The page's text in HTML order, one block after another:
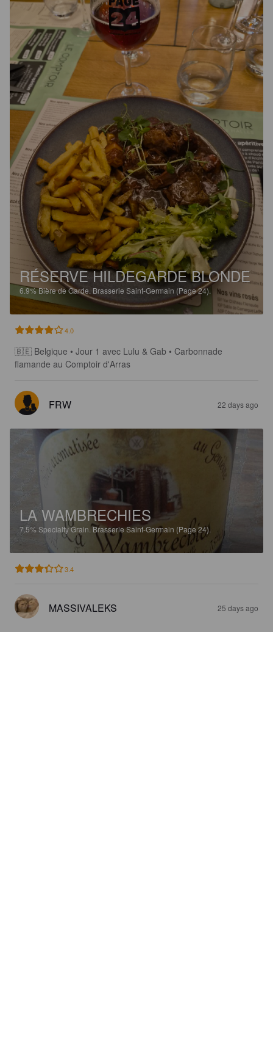
RÉSERVE HILDEGARDE BLONDE
6.9%Bière de Garde. Brasserie Saint-Germain (Page 24).
4.0
🇧🇪 Belgique • Jour 1 avec Lulu & Gab • Carbonnade
flamande au Comptoir d'Arras
FRW 22 days ago
LA WAMBRECHIES
7.5%Specialty Grain.Brasserie Saint-Germain (Page 24).
3.4
MASSIVALEKS 25 days ago